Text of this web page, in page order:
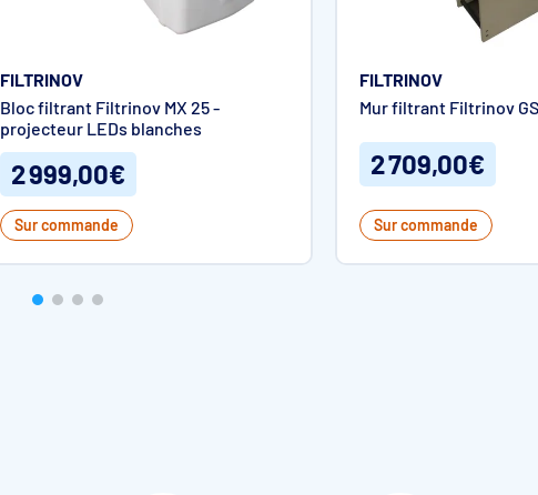
FILTRINOV
Bloc filtrant Filtrinov MX 25 -
projecteur LEDs blanches
2 999,00€
Sur commande
FILTRINOV
Mur filtrant Filtrinov
2 709,00€
Sur commande